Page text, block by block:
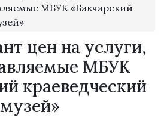
МБУК «Бакчарский
цен на услуги,
МБУК
краеведческий
музей»